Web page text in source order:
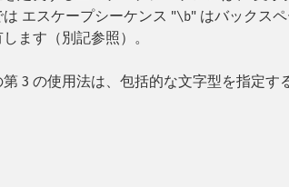
エスケープシーケンス "\b" はバックス
ます（別記参照）。
3 の使用法は、包括的な文字型を指定す